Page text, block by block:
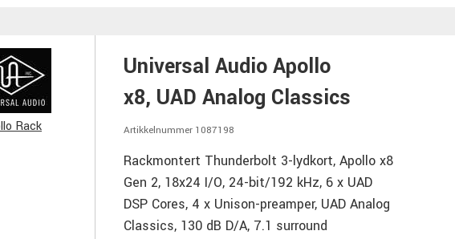
Rack
Universal Audio Apollo
x8, UAD Analog Classics
Artikkelnummer 1087198
Rackmontert Thunderbolt 3-lydkort, Apollo x8
Gen 2, 18x24 I/O, 24-bit/192 kHz, 6 x UAD
DSP Cores, 4 x Unison-preamper, UAD Analog
Classics, 130 dB D/A, 7.1 surround